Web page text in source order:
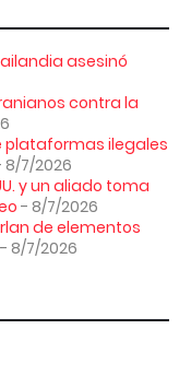
asesinó
contra la
plataformas ilegales
8/7/2026
y un aliado toma
- 8/7/2026
de elementos
- 8/7/2026